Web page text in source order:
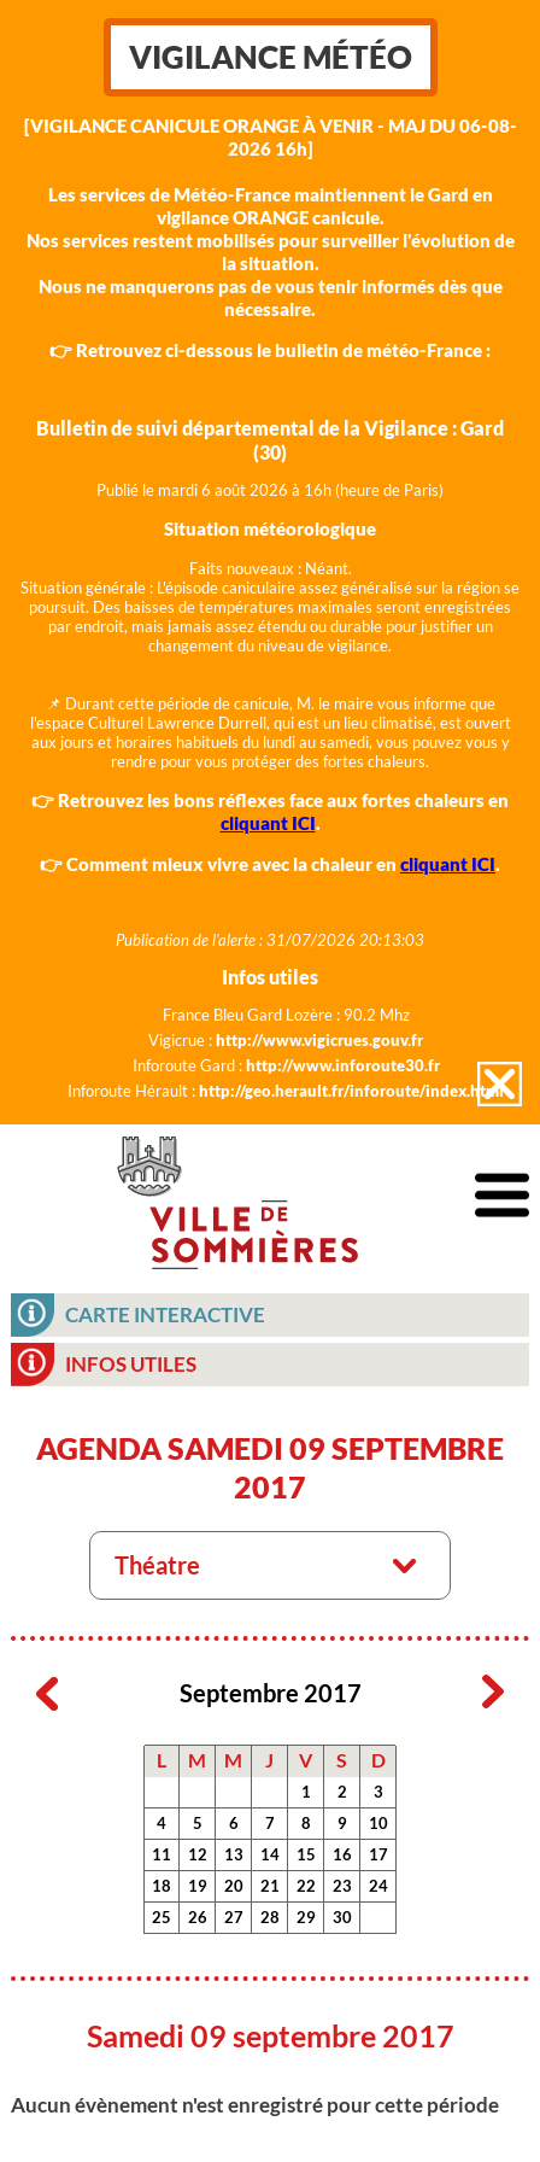
VIGILANCE MÉTÉO
[VIGILANCE CANICULE ORANGE À VENIR - MAJ DU 06-08-
2026 16h]
Les services de Météo-France maintiennent le Gard en
vigilance ORANGE canicule.
Nos services restent mobilisés pour surveiller l'évolution de
la situation.
Nous ne manquerons pas de vous tenir informés dès que
nécessaire.
👉 Retrouvez ci-dessous le bulletin de météo-France :
Bulletin de suivi départemental de la Vigilance : Gard
(30)
Publié le mardi 6 août 2026 à 16h (heure de Paris)
Situation météorologique
Faits nouveaux : Néant.
Situation générale : L'épisode caniculaire assez généralisé sur la région se
poursuit. Des baisses de températures maximales seront enregistrées
par endroit, mais jamais assez étendu ou durable pour justifier un
changement du niveau de vigilance.
📌 Durant cette période de canicule, M. le maire vous informe que
l'espace Culturel Lawrence Durrell, qui est un lieu climatisé, est ouvert
aux jours et horaires habituels du lundi au samedi, vous pouvez vous y
rendre pour vous protéger des fortes chaleurs.
👉 Retrouvez les bons réflexes face aux fortes chaleurs en
cliquant ICI.
👉 Comment mieux vivre avec la chaleur en cliquant ICI.
Publication de l'alerte : 31/07/2026 20:13:03
Infos utiles
France Bleu Gard Lozère : 90.2 Mhz
Vigicrue :http://www.vigicrues.gouv.fr
Inforoute Gard :http://www.inforoute30.fr
Inforoute Hérault :http://geo.herault.fr/inforoute/index.html
CARTE INTERACTIVE
INFOS UTILES
AGENDA SAMEDI 09 SEPTEMBRE
2017
Théatre
Septembre 2017
L M M J V S D
1 2
3
4
5 6 7 8 9
10
11
12 13 14 15 16
17
18
19 20 21 22 23
24
25
26 27 28 29 30
Samedi 09 septembre 2017
Aucun évènement n'est enregistré pour cette période